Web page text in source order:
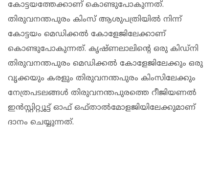
കോട്ടയത്തേക്കാണ് കൊണ്ടുപോകുന്നത്.
തിരുവനന്തപുരം കിംസ് ആശുപത്രിയില്‍ നിന്ന്
കോട്ടയം മെഡിക്കല്‍ കോളേജിലേക്കാണ്
കൊണ്ടുപോകുന്നത്. കൃഷ്ണലാലിന്റെ ഒരു കിഡ്‌നി
തിരുവനന്തപുരം മെഡിക്കല്‍ കോളേജിലേക്കും ഒരു
വൃക്കയും കരളും തിരുവനന്തപുരം കിംസിലേക്കും
നേത്രപടലങ്ങള്‍ തിരുവനന്തപുരത്തെ റീജിയണല്‍
ഇന്‍സ്റ്റിറ്റ്യൂട്ട് ഓഫ് ഒഫ്താല്‍മോളജിയിലേക്കുമാണ്
ദാനം ചെയ്യുന്നത്.